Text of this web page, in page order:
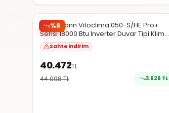
%8 Şüpheli
Hepsiburada
Viessmann Vitoclima 050-S/HE Pro+
Serisi 18000 Btu Inverter Duvar Tipi Klima
(Montaj Dahil)
Sahte indirim
40.472TL
44.098TL 3.626 TL